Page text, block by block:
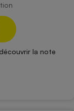
la note